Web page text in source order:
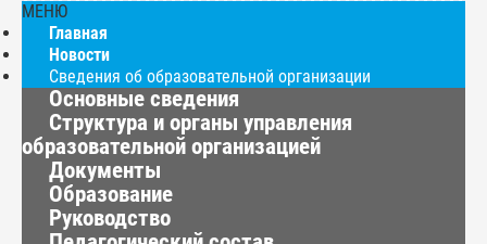
МЕНЮ
Главная
Новости
Сведения об образовательной организации
Основные сведения
Структура и органы управления
образовательной организацией
Документы
Образование
Руководство